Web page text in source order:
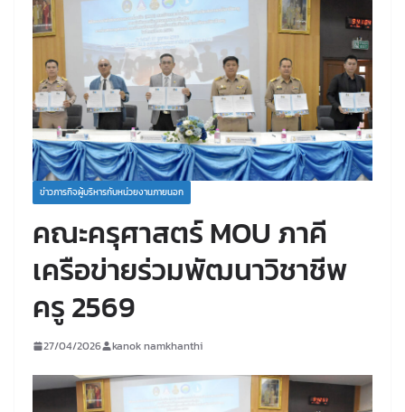
ข่าวภารกิจผู้บริหารกับหน่วยงานภายนอก
คณะครุศาสตร์ MOU ภาคี
เครือข่ายร่วมพัฒนาวิชาชีพ
ครู 2569
27/04/2026 kanok namkhanthi